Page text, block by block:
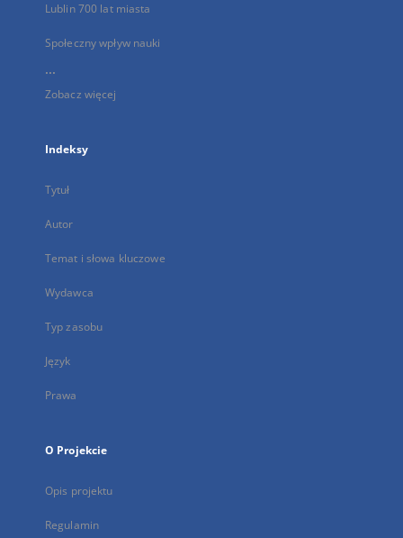
Lublin 700 lat miasta
Społeczny wpływ nauki
...
Zobacz więcej
Indeksy
Tytuł
Autor
Temat i słowa kluczowe
Wydawca
Typ zasobu
Język
Prawa
O Projekcie
Opis projektu
Regulamin